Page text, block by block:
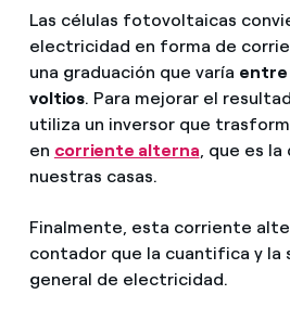
Las células fotovoltaicas
electricidad en forma de
una graduación que varía entre
voltios. Para mejorar el
utiliza un inversor que
en corriente alterna, que es
nuestras casas.
Finalmente, esta corriente
contador que la cuantifica y la
general de electricidad.